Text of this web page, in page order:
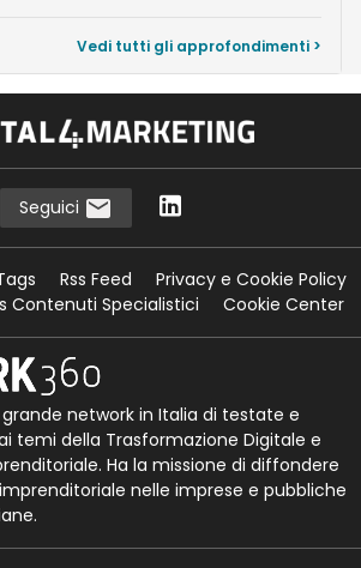
Vedi tutti gli approfondimenti >
Seguici
Rss Feed
Privacy e Cookie Policy
Contenuti Specialistici
Cookie Center
network in Italia di testate e
temi della Trasformazione Digitale e
Ha la missione di diffondere
nelle imprese e pubbliche